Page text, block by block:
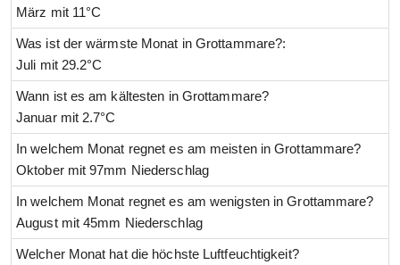
März mit 11°C
Was ist der wärmste Monat in Grottammare?:
Juli mit 29.2°C
Wann ist es am kältesten in Grottammare?
Januar mit 2.7°C
In welchem Monat regnet es am meisten in Grottammare?
Oktober mit 97mm Niederschlag
In welchem Monat regnet es am wenigsten in Grottammare?
August mit 45mm Niederschlag
Welcher Monat hat die höchste Luftfeuchtigkeit?